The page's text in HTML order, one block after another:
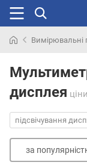
раніше
Вимірювальні
дисплея ціни
підсвічування
за